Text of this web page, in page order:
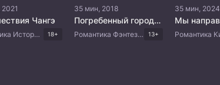
Чангэ
Романтика Исторический Боевик Китайские дорамы 18+
35 мин, 2018
Погребенный город: Сокрыть все огни
Романтика Фэнтези Комедия Боевые искусства Китайские дорамы Драма 13+
35 мин, 2024